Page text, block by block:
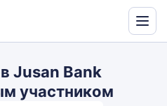
Translate
Jusan Bank
участником